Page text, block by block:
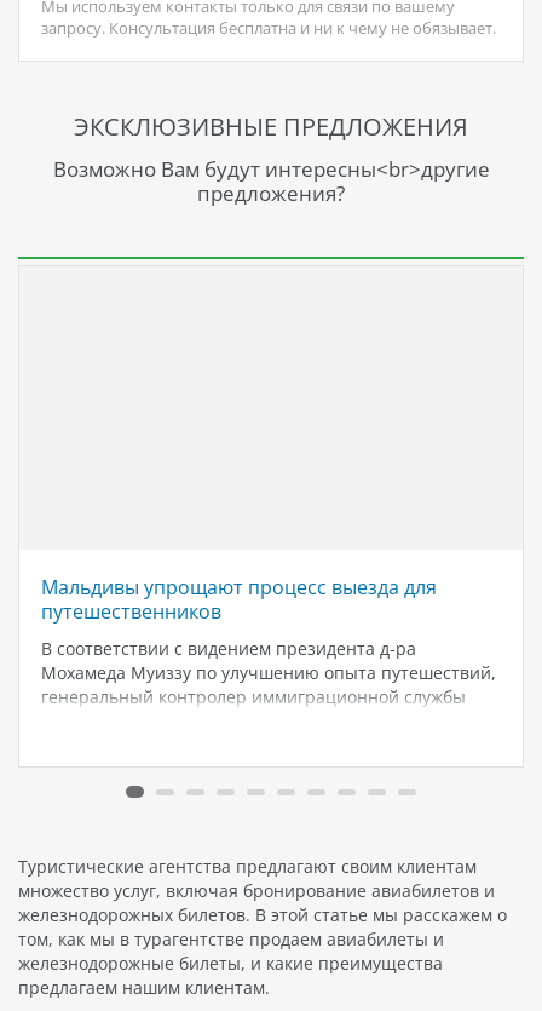
Мы используем контакты только для связи по вашему
запросу. Консультация бесплатна и ни к чему не обязывает.
ЭКСКЛЮЗИВНЫЕ ПРЕДЛОЖЕНИЯ
Возможно Вам будут интересны<br>другие
предложения?
Мальдивы упрощают процесс выезда для
путешественников
В соответствии с видением президента д-ра
Мохамеда Муиззу по улучшению опыта путешествий,
генеральный контролер иммиграционной службы
путешественникам больше не нужно будет заполнять
форму «Декларация путешественника».…
Туристические агентства предлагают своим клиентам
множество услуг, включая бронирование авиабилетов и
железнодорожных билетов. В этой статье мы расскажем о
том, как мы в турагентстве продаем авиабилеты и
железнодорожные билеты, и какие преимущества
предлагаем нашим клиентам.